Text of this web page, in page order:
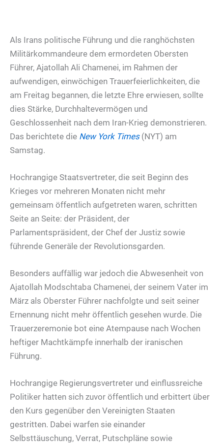
Als Irans politische Führung und die ranghöchsten
Militärkommandeure dem ermordeten Obersten
Führer, Ajatollah Ali Chamenei, im Rahmen der
aufwendigen, einwöchigen Trauerfeierlichkeiten, die
am Freitag begannen, die letzte Ehre erwiesen, sollte
dies Stärke, Durchhaltevermögen und
Geschlossenheit nach dem Iran-Krieg demonstrieren.
Das berichtete die New York Times(NYT) am
Samstag.
Hochrangige Staatsvertreter, die seit Beginn des
Krieges vor mehreren Monaten nicht mehr
gemeinsam öffentlich aufgetreten waren, schritten
Seite an Seite: der Präsident, der
Parlamentspräsident, der Chef der Justiz sowie
führende Generäle der Revolutionsgarden.
Besonders auffällig war jedoch die Abwesenheit von
Ajatollah Modschtaba Chamenei, der seinem Vater im
März als Oberster Führer nachfolgte und seit seiner
Ernennung nicht mehr öffentlich gesehen wurde. Die
Trauerzeremonie bot eine Atempause nach Wochen
heftiger Machtkämpfe innerhalb der iranischen
Führung.
Hochrangige Regierungsvertreter und einflussreiche
Politiker hatten sich zuvor öffentlich und erbittert über
den Kurs gegenüber den Vereinigten Staaten
gestritten. Dabei warfen sie einander
Selbsttäuschung, Verrat, Putschpläne sowie